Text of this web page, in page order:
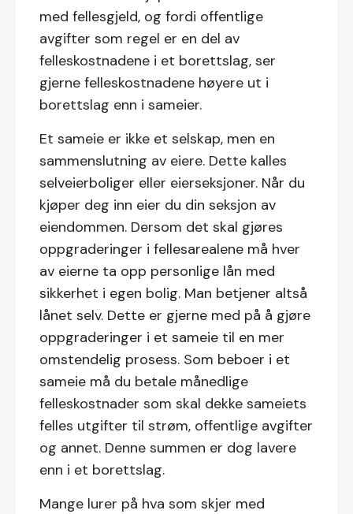
med fellesgjeld, og fordi offentlige
avgifter som regel er en del av
felleskostnadene i et borettslag, ser
gjerne felleskostnadene høyere ut i
borettslag enn i sameier.
Et sameie er ikke et selskap, men en
sammenslutning av eiere. Dette kalles
selveierboliger eller eierseksjoner. Når du
kjøper deg inn eier du din seksjon av
eiendommen. Dersom det skal gjøres
oppgraderinger i fellesarealene må hver
av eierne ta opp personlige lån med
sikkerhet i egen bolig. Man betjener altså
lånet selv. Dette er gjerne med på å gjøre
oppgraderinger i et sameie til en mer
omstendelig prosess. Som beboer i et
sameie må du betale månedlige
felleskostnader som skal dekke sameiets
felles utgifter til strøm, offentlige avgifter
og annet. Denne summen er dog lavere
enn i et borettslag.
Mange lurer på hva som skjer med